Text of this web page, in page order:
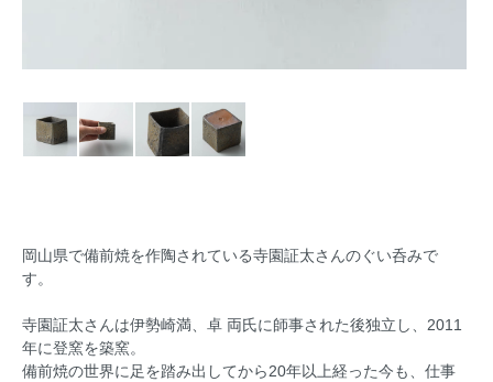
岡山県で備前焼を作陶されている寺園証太さんのぐい呑みで
す。
寺園証太さんは伊勢崎満、卓 両氏に師事された後独立し、2011
年に登窯を築窯。
備前焼の世界に足を踏み出してから20年以上経った今も、仕事